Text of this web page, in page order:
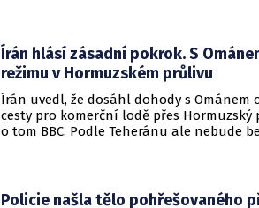
Írán hlásí zásadní pokrok. S
režimu v Hormuzském průlivu
Írán uvedl, že dosáhl dohody s Ománem
cesty pro komerční lodě přes Hormuzský
o tom BBC. Podle Teheránu ale nebude
Policie našla tělo pohřešovaného